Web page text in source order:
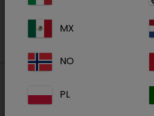
Lokale adressen in België
MX
NO
PL